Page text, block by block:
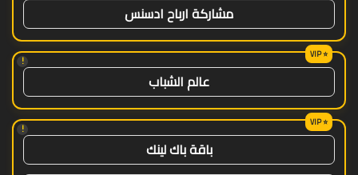
مشاركة ارباح ادسنس
!
عالم الشباب
!
باقة باك لينك